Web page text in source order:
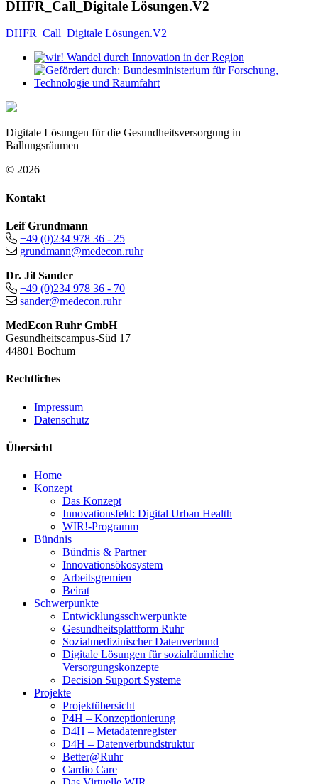
DHFR_Call_Digitale Lösungen.V2
DHFR_Call_Digitale Lösungen.V2
Digitale Lösungen für die Gesundheitsversorgung in
Ballungsräumen
© 2026
Kontakt
Leif Grundmann
+49 (0)234 978 36 - 25
grundmann@medecon.ruhr
Dr. Jil Sander
+49 (0)234 978 36 - 70
sander@medecon.ruhr
MedEcon Ruhr GmbH
Gesundheitscampus-Süd 17
44801 Bochum
Rechtliches
Impressum
Datenschutz
Übersicht
Home
Konzept
Das Konzept
Innovationsfeld: Digital Urban Health
WIR!-Programm
Bündnis
Bündnis & Partner
Innovationsökosystem
Arbeitsgremien
Beirat
Schwerpunkte
Entwicklungsschwerpunkte
Gesundheitsplattform Ruhr
Sozialmedizinischer Datenverbund
Digitale Lösungen für sozialräumliche
Versorgungskonzepte
Decision Support Systeme
Projekte
Projektübersicht
P4H – Konzeptionierung
D4H – Metadatenregister
D4H – Datenverbundstruktur
Better@Ruhr
Cardio Care